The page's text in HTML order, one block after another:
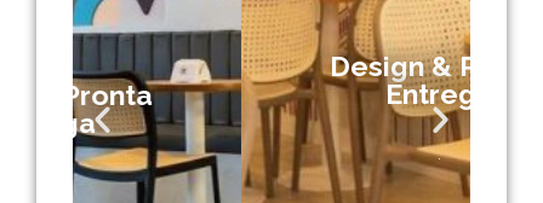
Design & Pronta
Entrega
.